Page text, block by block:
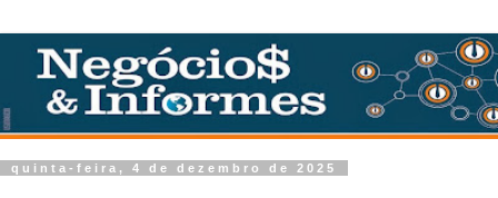
quinta-feira, 4 de dezembro de 2025